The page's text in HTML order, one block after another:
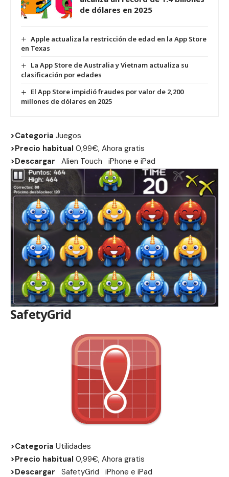
de dólares en 2025
Apple actualiza la restricción de edad en la App Store
en Texas
La App Store de Australia y Vietnam actualiza su
clasificación por edades
El App Store impidió fraudes por valor de 2,200
millones de dólares en 2025
>Categoria Juegos
>Precio habitual 0,99€, Ahora gratis
>Descargar
Alien Touch iPhone e iPad
SafetyGrid
>Categoria Utilidades
>Precio habitual 0,99€, Ahora gratis
>Descargar
SafetyGrid iPhone e iPad